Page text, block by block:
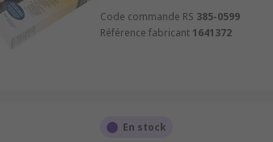
Code commande RS 385-0599
Référence fabricant 1641372
En stock